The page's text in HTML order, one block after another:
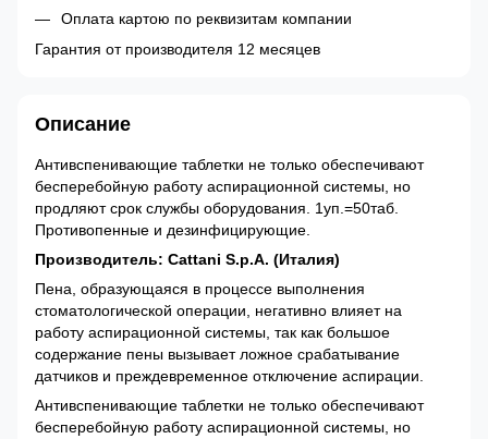
Оплата картою по реквизитам компании
Гарантия от производителя 12 месяцев
Описание
Антивспенивающие таблетки не только обеспечивают
бесперебойную работу аспирационной системы, но
продляют срок службы оборудования. 1уп.=50таб.
Противопенные и дезинфицирующие.
Производитель: Cattani S.p.A. (Италия)
Пена, образующаяся в процессе выполнения
стоматологической операции, негативно влияет на
работу аспирационной системы, так как большое
содержание пены вызывает ложное срабатывание
датчиков и преждевременное отключение аспирации.
Антивспенивающие таблетки не только обеспечивают
бесперебойную работу аспирационной системы, но